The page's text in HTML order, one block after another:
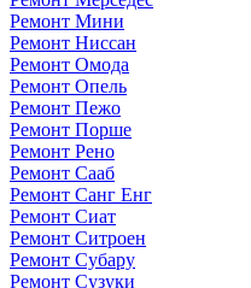
Ремонт Мини
Ремонт Ниссан
Ремонт Омода
Ремонт Опель
Ремонт Пежо
Ремонт Порше
Ремонт Рено
Ремонт Сааб
Ремонт Санг Енг
Ремонт Сиат
Ремонт Ситроен
Ремонт Субару
Ремонт Сузуки